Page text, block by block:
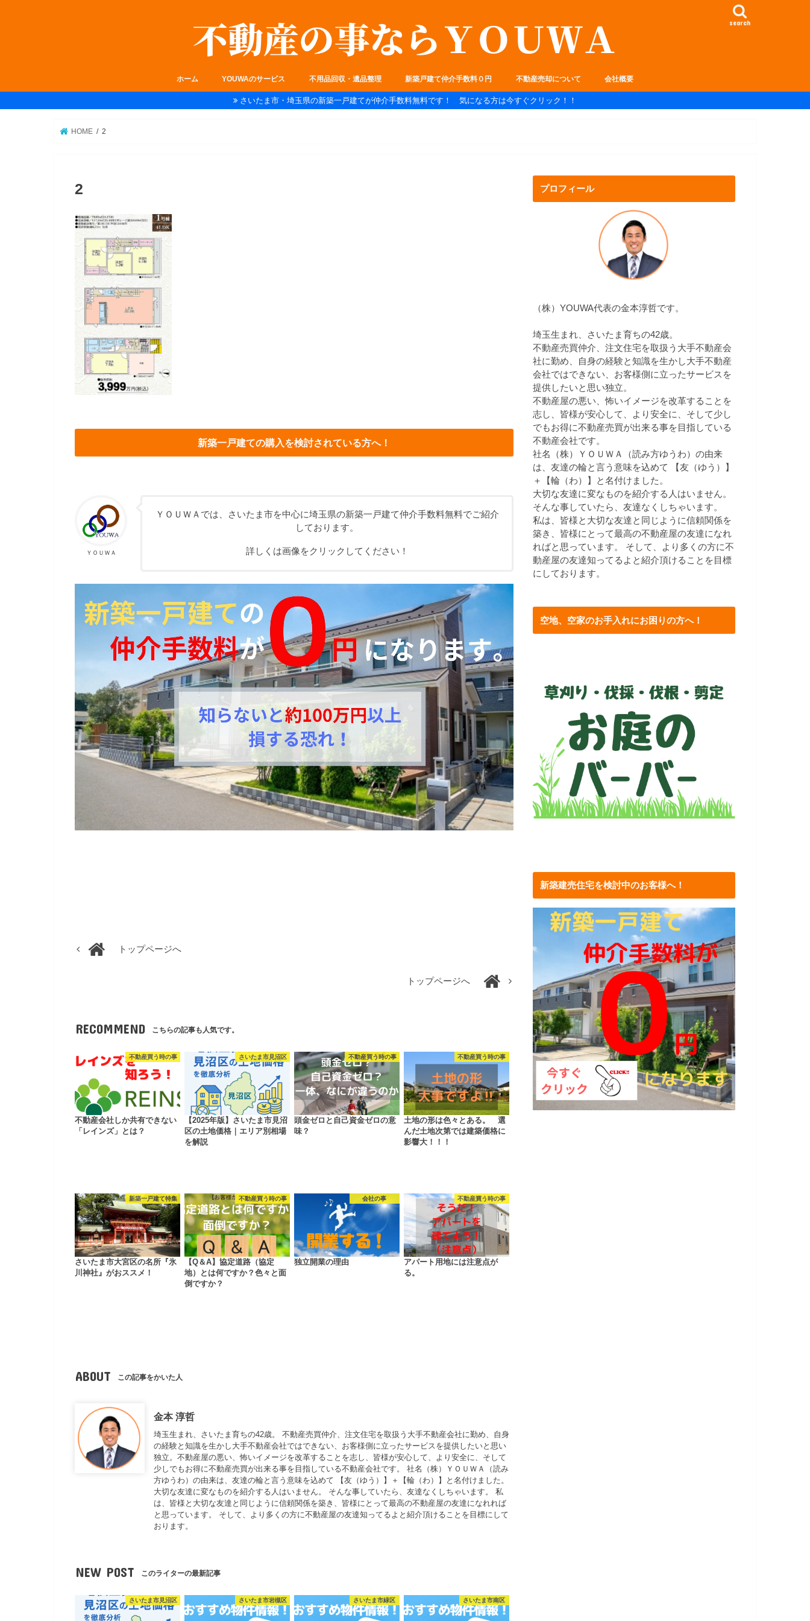
search
ホーム YOUWAのサービス 不用品回収・遺品整理 新築戸建て仲介手数料０円 不動産売却について 会社概要
さいたま市・埼玉県の新築一戸建てが仲介手数料無料です！ 気になる方は今すぐクリック！！
HOME 2
2
新築一戸建ての購入を検討されている方へ！
ＹＯＵＷＡ
ＹＯＵＷＡでは、さいたま市を中心に埼玉県の新築一戸建て仲介手数料無料でご紹介
しております。
詳しくは画像をクリックしてください！
トップページへ
トップページへ
RECOMMEND こちらの記事も人気です。
不動産買う時の事
不動産会社しか共有できない
「レインズ」とは？
さいたま市見沼区
【2025年版】さいたま市見沼
区の土地価格｜エリア別相場
を解説
不動産買う時の事
頭金ゼロと自己資金ゼロの意
味？
不動産買う時の事
土地の形は色々とある。 選
んだ土地次第では建築価格に
影響大！！！
新築一戸建て特集
さいたま市大宮区の名所『氷
川神社』がおススメ！
不動産買う時の事
【Q＆A】協定道路（協定
地）とは何ですか？色々と面
倒ですか？
会社の事
独立開業の理由
不動産買う時の事
アパート用地には注意点が
る。
ABOUT この記事をかいた人
金本 淳哲
埼玉生まれ、さいたま育ちの42歳。 不動産売買仲介、注文住宅を取扱う大手不動産会社に勤め、自身
の経験と知識を生かし大手不動産会社ではできない、お客様側に立ったサービスを提供したいと思い
独立。不動産屋の悪い、怖いイメージを改革することを志し、皆様が安心して、より安全に、そして
少しでもお得に不動産売買が出来る事を目指している不動産会社です。 社名（株）ＹＯＵＷＡ（読み
方ゆうわ）の由来は、友達の輪と言う意味を込めて 【友（ゆう）】＋【輪（わ）】と名付けました。
大切な友達に変なものを紹介する人はいません。 そんな事していたら、友達なくしちゃいます。 私
は、皆様と大切な友達と同じように信頼関係を築き、皆様にとって最高の不動産屋の友達になれれば
と思っています。 そして、より多くの方に不動産屋の友達知ってるよと紹介頂けることを目標にして
おります。
NEW POST このライターの最新記事
さいたま市見沼区 さいたま市岩槻区 さいたま市緑区 さいたま市南区
プロフィール
（株）YOUWA代表の金本淳哲です。
埼玉生まれ、さいたま育ちの42歳。
不動産売買仲介、注文住宅を取扱う大手不動産会
社に勤め、自身の経験と知識を生かし大手不動産
会社ではできない、お客様側に立ったサービスを
提供したいと思い独立。
不動産屋の悪い、怖いイメージを改革することを
志し、皆様が安心して、より安全に、そして少し
でもお得に不動産売買が出来る事を目指している
不動産会社です。
社名（株）ＹＯＵＷＡ（読み方ゆうわ）の由来
は、友達の輪と言う意味を込めて 【友（ゆう）】
＋【輪（わ）】と名付けました。
大切な友達に変なものを紹介する人はいません。
そんな事していたら、友達なくしちゃいます。
私は、皆様と大切な友達と同じように信頼関係を
築き、皆様にとって最高の不動産屋の友達になれ
ればと思っています。 そして、より多くの方に不
動産屋の友達知ってるよと紹介頂けることを目標
にしております。
空地、空家のお手入れにお困りの方へ！
新築建売住宅を検討中のお客様へ！